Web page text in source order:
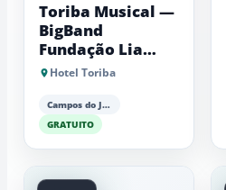
Toriba Musical —
BigBand
Fundação Lia
Maria Aguiar
Hotel Toriba
Campos do Jordão
GRATUITO